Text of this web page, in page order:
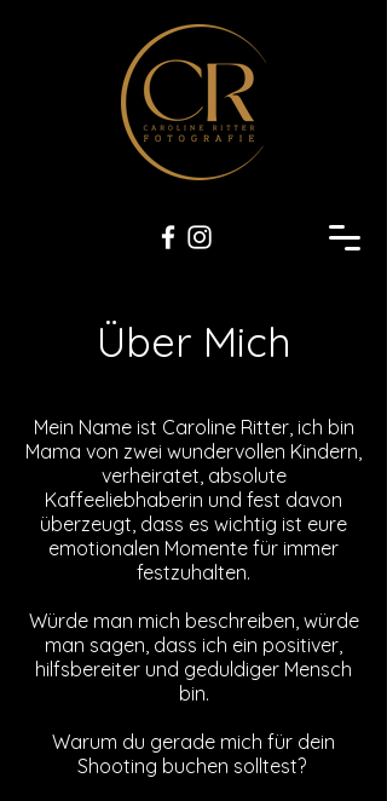
Über Mich
Mein Name ist Caroline Ritter, ich bin
Mama von zwei wundervollen Kindern,
verheiratet, absolute
Kaffeeliebhaberin und fest davon
überzeugt, dass es wichtig ist eure
emotionalen Momente für immer
festzuhalten.
Würde man mich beschreiben, würde
man sagen, dass ich ein positiver,
hilfsbereiter und geduldiger Mensch
bin.
Warum du gerade mich für dein
Shooting buchen solltest?